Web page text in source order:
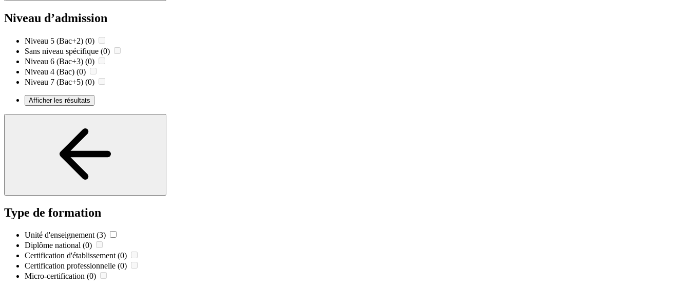
Niveau d’admission
Niveau 5 (Bac+2) (0)
Sans niveau spécifique (0)
Niveau 6 (Bac+3) (0)
Niveau 4 (Bac) (0)
Niveau 7 (Bac+5) (0)
Afficher les résultats
Type de formation
Unité d'enseignement (3)
Diplôme national (0)
Certification d'établissement (0)
Certification professionnelle (0)
Micro-certification (0)